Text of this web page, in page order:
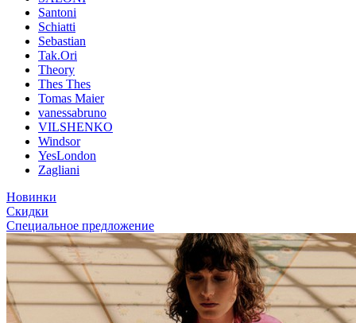
Santoni
Schiatti
Sebastian
Tak.Ori
Theory
Thes Thes
Tomas Maier
vanessabruno
VILSHENKO
Windsor
YesLondon
Zagliani
Новинки
Скидки
Специальное предложение